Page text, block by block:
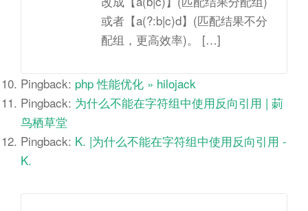
或者【a(?:b|c)d】(匹配结果不分
配组，更高效率)。 […]
Pingback: php 性能优化 » hilojack
Pingback: 为什么不能在字符组中使用反向引用 | 莿
鸟栖草堂
Pingback: K. |为什么不能在字符组中使用反向引用 -
K.